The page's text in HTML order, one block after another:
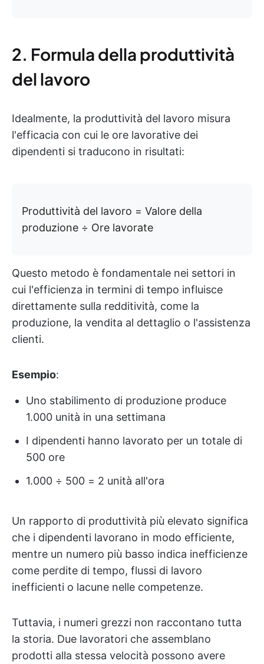
2. Formula della produttività
del lavoro
Idealmente, la produttività del lavoro misura
l'efficacia con cui le ore lavorative dei
dipendenti si traducono in risultati:
Produttività del lavoro = Valore della
produzione ÷ Ore lavorate
Questo metodo è fondamentale nei settori in
cui l'efficienza in termini di tempo influisce
direttamente sulla redditività, come la
produzione, la vendita al dettaglio o l'assistenza
clienti.
Esempio:
Uno stabilimento di produzione produce
1.000 unità in una settimana
I dipendenti hanno lavorato per un totale di
500 ore
1.000 ÷ 500 = 2 unità all'ora
Un rapporto di produttività più elevato significa
che i dipendenti lavorano in modo efficiente,
mentre un numero più basso indica inefficienze
come perdite di tempo, flussi di lavoro
inefficienti o lacune nelle competenze.
Tuttavia, i numeri grezzi non raccontano tutta
la storia. Due lavoratori che assemblano
prodotti alla stessa velocità possono avere